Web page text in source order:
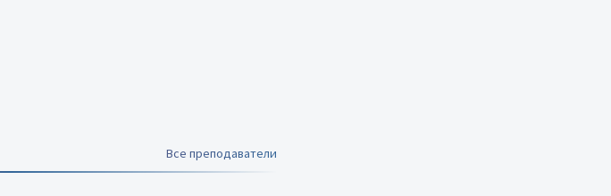
Все преподаватели